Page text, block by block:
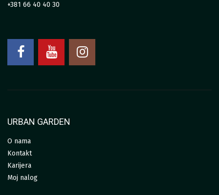
+381 66 40 40 30
URBAN GARDEN
O nama
Kontakt
Karijera
Moj nalog